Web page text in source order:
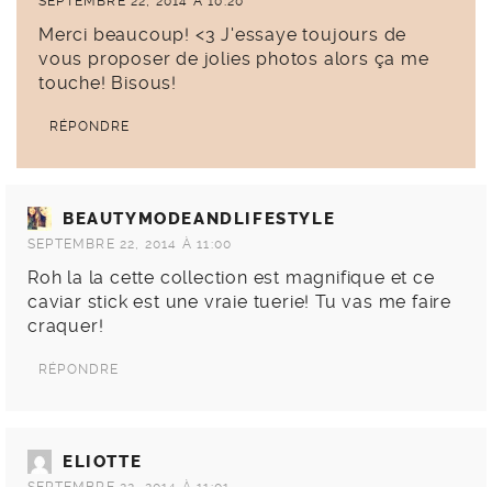
Merci beaucoup! <3 J'essaye toujours de
vous proposer de jolies photos alors ça me
touche! Bisous!
RÉPONDRE
BEAUTYMODEANDLIFESTYLE
SEPTEMBRE 22, 2014 À 11:00
Roh la la cette collection est magnifique et ce
caviar stick est une vraie tuerie! Tu vas me faire
craquer!
RÉPONDRE
ELIOTTE